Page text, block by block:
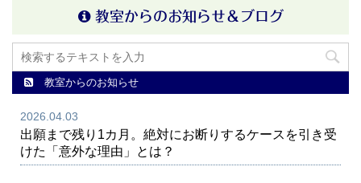
教室からのお知らせ＆ブログ
教室からのお知らせ
2026.04.03
出願まで残り1カ月。絶対にお断りするケースを引き受
けた「意外な理由」とは？